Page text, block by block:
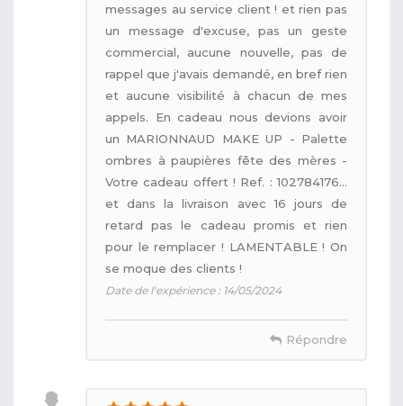
messages au service client ! et rien pas
un message d'excuse, pas un geste
commercial, aucune nouvelle, pas de
rappel que j'avais demandé, en bref rien
et aucune visibilité à chacun de mes
appels. En cadeau nous devions avoir
un MARIONNAUD MAKE UP - Palette
ombres à paupières fête des mères -
Votre cadeau offert ! Ref. : 102784176...
et dans la livraison avec 16 jours de
retard pas le cadeau promis et rien
pour le remplacer ! LAMENTABLE ! On
se moque des clients !
Date de l'expérience : 14/05/2024
Répondre